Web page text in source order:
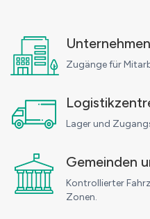
Unternehmen
Zugänge für
Lager und
Gemeinden
Kontrollierter
Zonen.